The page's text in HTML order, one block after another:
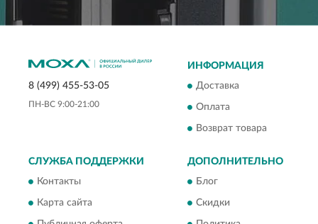
8 (499) 455-53-05
ПН-ВС 9:00-21:00
ИНФОРМАЦИЯ
Доставка
Оплата
Возврат товара
СЛУЖБА ПОДДЕРЖКИ
Контакты
Карта сайта
ДОПОЛНИТЕЛЬНО
Блог
Скидки